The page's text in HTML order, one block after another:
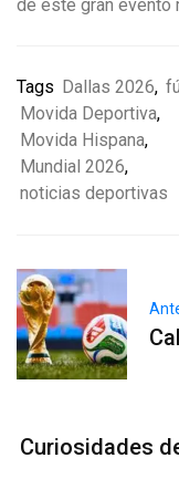
de este gran evento
Tags Dallas 2026,
Movida Deportiva,
Movida Hispana,
Mundial 2026,
noticias deportivas
Curiosidades